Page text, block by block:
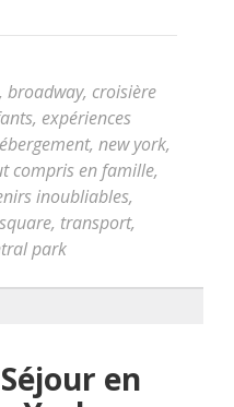
, broadway, croisière
, expériences
, new york,
compris en famille,
inoubliables,
, transport,
park
en